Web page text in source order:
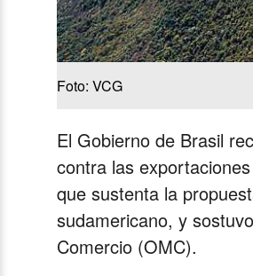
Foto: VCG
El Gobierno de Brasil
contra las
que sustenta la
sudamericano, y
Comercio (OMC).